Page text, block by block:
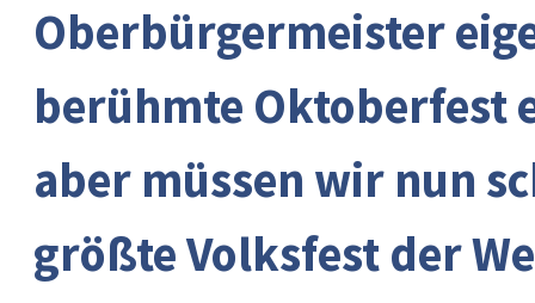
Oberbürgermeister
berühmte Oktoberfest
aber müssen wir nun
größte Volksfest der